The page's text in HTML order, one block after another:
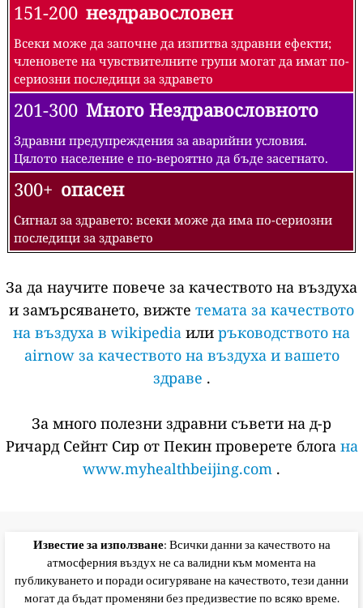
151-200 нездравословен
Всеки може да започне да изпитва здравни ефекти;
членовете на чувствителните групи могат да имат по-
сериозни последици за здравето
201-300 Много Нездравословното
Здравни предупреждения за аварийни условия.
Цялото население е по-вероятно да бъде засегнато.
300+ опасен
Сигнал за здравето: всеки може да има по-сериозни
последици за здравето
За да научите повече за качеството на въздуха
и замърсяването, вижте темата за качеството
на въздуха в wikipedia или ръководството на
airnow за качеството на въздуха и вашето
здраве .
За много полезни здравни съвети на д-р
Ричард Сейнт Сир от Пекин проверете блога на
www.myhealthbeijing.com .
Известие за използване: Всички данни за качеството на
атмосферния въздух не са валидни към момента на
публикуването и поради осигуряване на качеството, тези данни
могат да бъдат променяни без предизвестие по всяко време.